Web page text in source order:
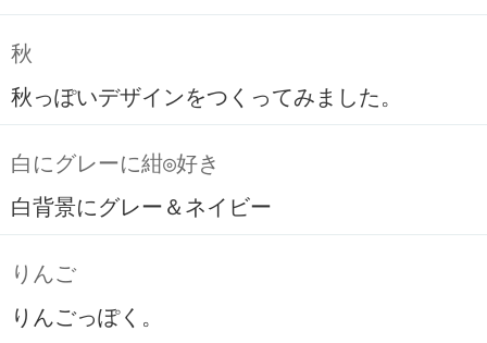
秋
秋っぽいデザインをつくってみました。
白にグレーに紺◎好き
白背景にグレー＆ネイビー
りんご
りんごっぽく。